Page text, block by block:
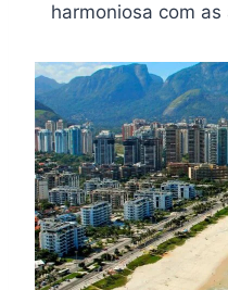
harmoniosa com